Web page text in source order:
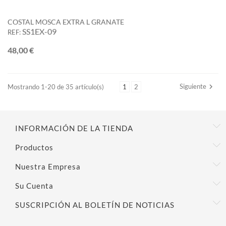
COSTAL MOSCA EXTRA L GRANATE
REF: SS1EX-09
48,00 €Precio
Mostrando 1-20 de 35 artículo(s) 1 2 Siguiente 
INFORMACIÓN DE LA TIENDA
Productos
Nuestra Empresa
Su Cuenta
SUSCRIPCIÓN AL BOLETÍN DE NOTICIAS